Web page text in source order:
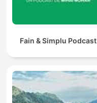
Fain & Simplu Podcast